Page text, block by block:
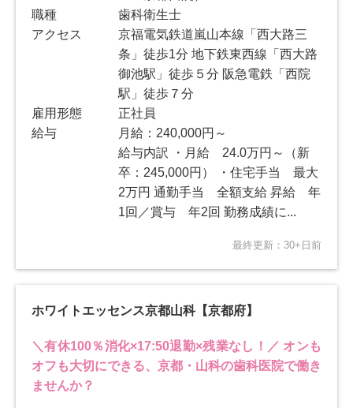
職種
歯科衛生士
アクセス
京福電気鉄道嵐山本線「西大路三
条」徒歩1分 地下鉄東西線「西大路
御池駅」徒歩５分 阪急電鉄「西院
駅」徒歩７分
雇用形態
正社員
給与
月給：240,000円～
給与内訳 ・月給 24.0万円～（新
卒：245,000円） ・住宅手当 最大
2万円 通勤手当 全額支給 昇給 年
1回／賞与 年2回 勤務成績に...
最終更新：30+日前
ホワイトエッセンス京都山科【京都府】
＼有休100％消化×17:50退勤×残業なし！／ オンも
オフも大切にできる、京都・山科の歯科医院で働き
ませんか？